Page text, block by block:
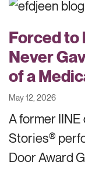
Forced to
Never
of a
May 12, 2026
A former
Stories®
Door Award